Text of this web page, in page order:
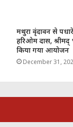
मथुरा वृंदावन से
हरिओम दास,
किया गया आयोजन
December 31,